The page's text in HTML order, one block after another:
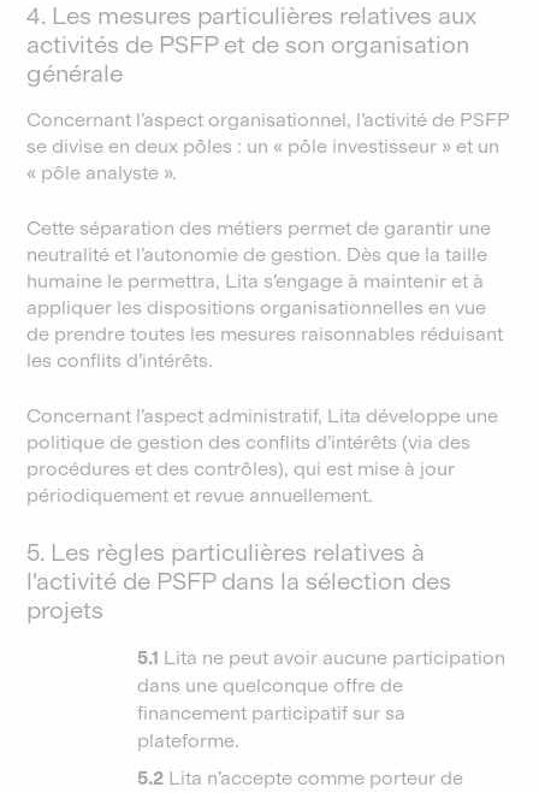
4. Les mesures particulières relatives aux
activités de PSFP et de son organisation
générale
Concernant l’aspect organisationnel, l’activité de PSFP
se divise en deux pôles : un « pôle investisseur » et un
« pôle analyste ».
Cette séparation des métiers permet de garantir une
neutralité et l’autonomie de gestion. Dès que la taille
humaine le permettra, Lita s’engage à maintenir et à
appliquer les dispositions organisationnelles en vue
de prendre toutes les mesures raisonnables réduisant
les conflits d’intérêts.
Concernant l’aspect administratif, Lita développe une
politique de gestion des conflits d’intérêts (via des
procédures et des contrôles), qui est mise à jour
périodiquement et revue annuellement.
5. Les règles particulières relatives à
l'activité de PSFP dans la sélection des
projets
5.1 Lita ne peut avoir aucune participation
dans une quelconque offre de
financement participatif sur sa
plateforme.
5.2 Lita n’accepte comme porteur de